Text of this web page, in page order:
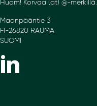
Huom! Korvaa (at) @-merkillä.
Maanpääntie 3
FI-26820 RAUMA
SUOMI